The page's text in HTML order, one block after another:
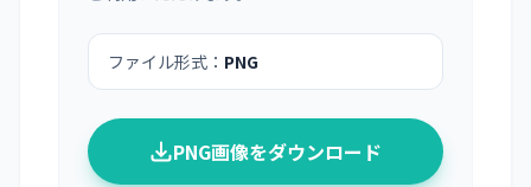
ファイル形式： PNG
PNG画像をダウンロード